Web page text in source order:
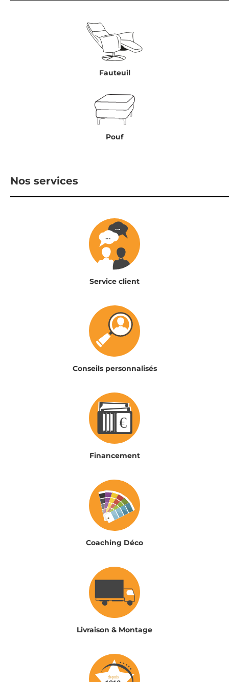
Fauteuil
Pouf
Nos services
Service client
Conseils personnalisés
Financement
Coaching Déco
Livraison & Montage